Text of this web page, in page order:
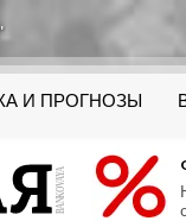
И ПРОГНОЗЫ